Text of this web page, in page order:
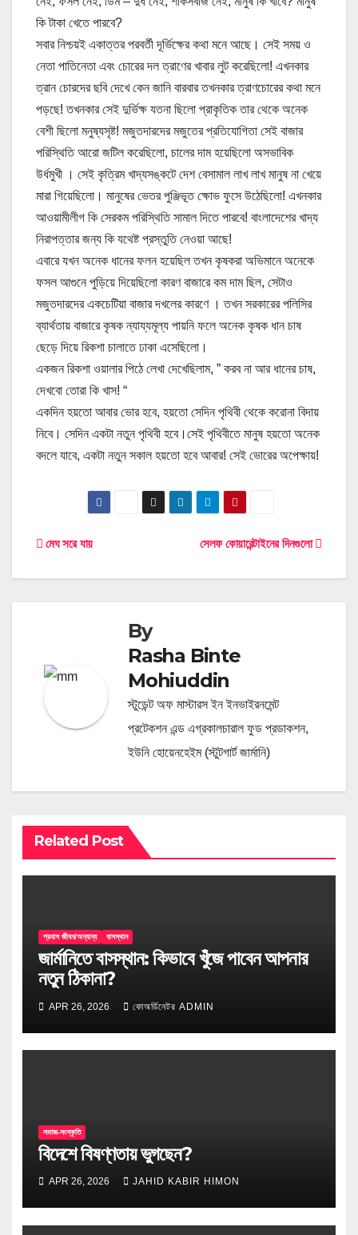
কি টাকা খেতে পারবে?
সবার নিশ্চয়ই একাত্তর পরবর্তী দূর্ভিক্ষের কথা মনে আছে। সেই সময় ও
নেতা পাতিনেতা এবং চোরের দল ত্রাণের খাবার লুট করেছিলো! এখনকার
ত্রান চোরদের ছবি দেখে কেন জানি বারবার তখনকার ত্রাণচোরের কথা মনে
পড়ছে! তখনকার সেই দুর্ভিক্ষ যতনা ছিলো প্রাকৃতিক তার থেকে অনেক
বেশী ছিলো মনুষ্যসৃষ্ট! মজুতদারদের মজুতের প্রতিযোগিতা সেই বাজার
পরিস্থিতি আরো জটিল করেছিলো, চালের দাম হয়েছিলো অসভাবিক
উর্ধমুখী । সেই কৃত্রিম খাদ্যসঙ্কটে দেশ বেসামাল লাখ লাখ মানুষ না খেয়ে
মারা গিয়েছিলো। মানুষের ভেতর পুঞ্জিভূত ক্ষোভ ফুসে উঠেছিলো! এখনকার
আওয়ামীলীগ কি সেরকম পরিস্থিতি সামাল দিতে পারবে! বাংলাদেশের খাদ্য
নিরাপত্তার জন্য কি যথেষ্ট প্রস্তুতি নেওয়া আছে!
এবারে যখন অনেক ধানের ফলন হয়েছিল তখন কৃষকরা অভিমানে অনেকে
ফসল আগুনে পুড়িয়ে দিয়েছিলো কারণ বাজারে কম দাম ছিল, সেটাও
মজুতদারদের একচেটিয়া বাজার দখলের কারণে । তখন সরকারের পলিসির
ব্যার্থতায় বাজারে কৃষক ন্যায্যমূল্য পায়নি ফলে অনেক কৃষক ধান চাষ
ছেড়ে দিয়ে রিকশা চালাতে ঢাকা এসেছিলো।
একজন রিকশা ওয়ালার পিঠে লেখা দেখেছিলাম, ” করব না আর ধানের চাষ,
দেখবো তোরা কি খাস! “
একদিন হয়তো আবার ভোর হবে, হয়তো সেদিন পৃথিবী থেকে করোনা বিদায়
নিবে। সেদিন একটা নতুন পৃথিবী হবে।সেই পৃথিবীতে মানুষ হয়তো অনেক
বদলে যাবে, একটা নতুন সকাল হয়তো হবে আবার! সেই ভোরের অপেক্ষায়!
Post
navigation
সেলফ কোয়ারেন্টাইনের দিনগুলো
মেঘ সরে যায়
By
Rasha Binte
Mohiuddin
স্টুডেন্ট অফ মাস্টারস ইন ইনভাইরনমেন্ট
প্রটেকশন এন্ড এগ্রকালচারাল ফুড প্রডাকশন,
ইউনি হোয়েনহেইম (স্টুটগার্ট জার্মানি)
Related Post
প্রবাস জীবন/অন্যান্য বাসস্থান
জার্মানিতে বাসস্থান: কিভাবে খুঁজে পাবেন আপনার
নতুন ঠিকানা?
APR 26, 2026 কোঅর্ডিনেটর ADMIN
সমাজ-সংস্কৃতি
বিদেশে বিষণ্ণতায় ভুগছেন?
APR 26, 2026 JAHID KABIR HIMON